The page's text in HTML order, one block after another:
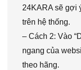
24KARA sẽ gợi
trên hệ thống.
– Cách 2: Vào
ngang của
theo hãng.